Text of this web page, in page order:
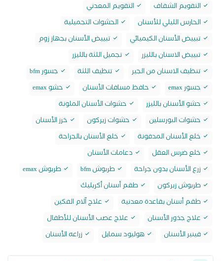
التقويم الشفاف
التقويم المعدني
الحارس الليلي للأسنان
الحشوات التجميلية
تبييض الأسنان الكيميائي
تبييض الأسنان بجهاز زوم
تبييض الاسنان بالليزر
تجميل اللثة بالليزر
تنظيف الاسنان من الجير
تنظيف اللثة
جسور bfm
جسور emax
حافظ مسافات الأسنان
حشو emax
حشو الأسنان بالليزر
حشوات الأسنان الملونة
حشوات البورسلين
حشوات زيركون
خرز الأسنان
خلع الأسنان المدفونة
خلع الأسنان بالجراحة
خلع ضرس العقل
دعامات الأسنان
زرع الأسنان بدون جراحة
طربوش bfm
طربوش emax
طربوش زيركون
طقم أسنان أكريليك
طقم أسنان بقاعدة معدنية
علاج آلام الفكين
علاج جذور الأسنان
علاج عصب الأسنان للأطفال
فينير الأسنان
هوليود سمايل زراعه الأسنان